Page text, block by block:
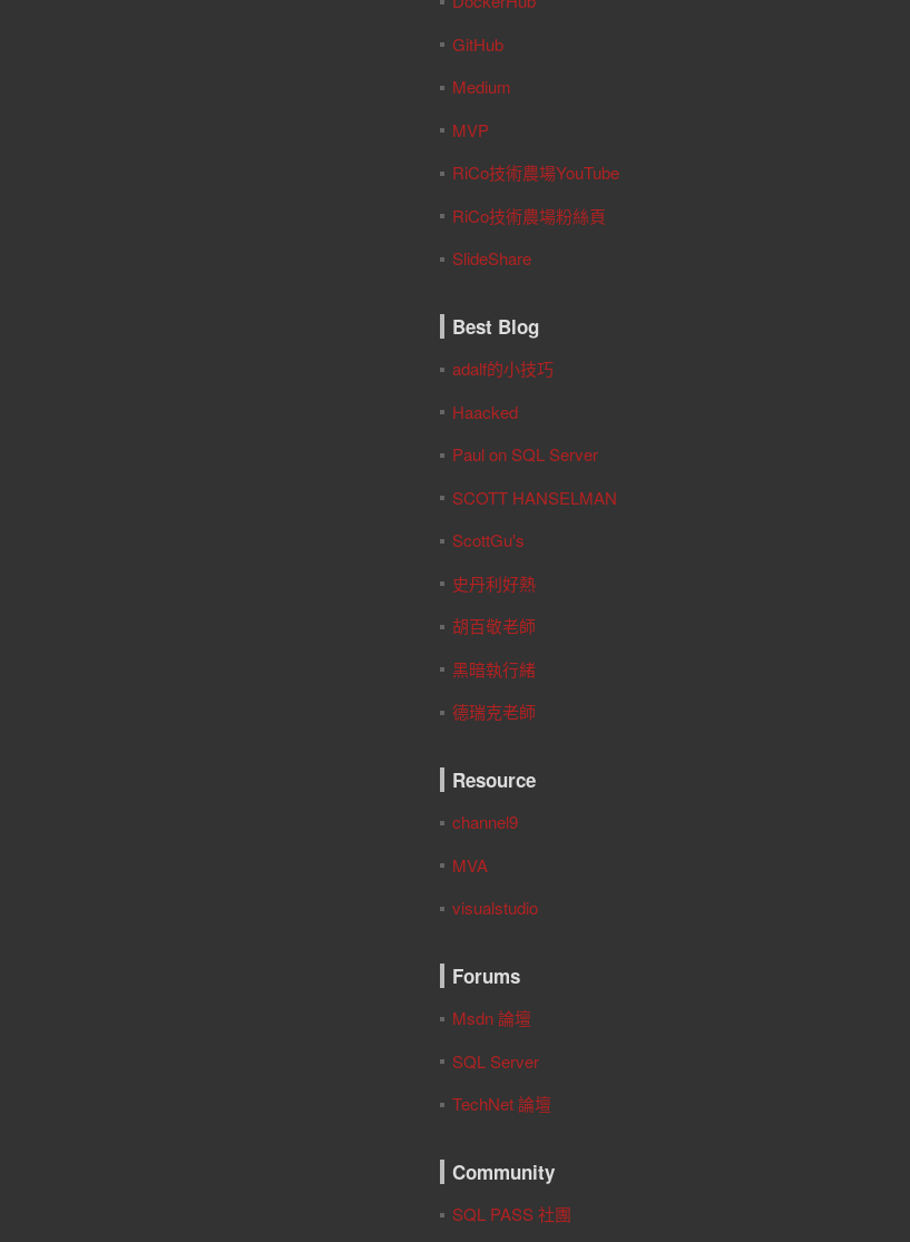
GitHub
Medium
MVP
RiCo技術農場YouTube
RiCo技術農場粉絲頁
SlideShare
Best Blog
adalf的小技巧
Haacked
Paul on SQL Server
SCOTT HANSELMAN
ScottGu's
史丹利好熱
胡百敬老師
黑暗執行緒
德瑞克老師
Resource
channel9
MVA
visualstudio
Forums
Msdn 論壇
SQL Server
TechNet 論壇
Community
SQL PASS 社團